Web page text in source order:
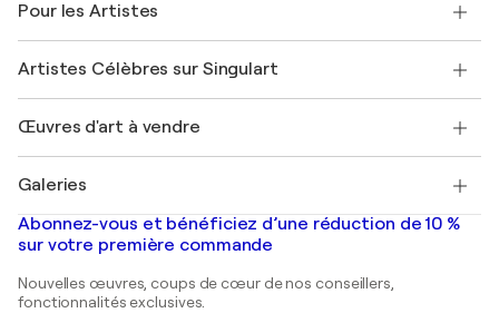
Offrir une carte cadeau
Rejoignez notre programme commercial
Mon compte
+33 1 76 44 06 42
FAQ
Magazine Singulart
Emplois
Découvrez une sélection d'art original
Pour les Artistes
Se connecter en tant qu'Artiste
Artistes Célèbres sur Singulart
Marc Chagall
Banksy
Mr. Brainwash
Shepard Fairey
Œuvres d'art à vendre
Tableaux abstraits à vendre
Peintures de paysage
Estampes
Peintures acryliques
Galeries
Galeries d'art en France
Galeries d'art en Belgique
Abonnez-vous et bénéficiez d’une réduction de 10 %
sur votre première commande
Nouvelles œuvres, coups de cœur de nos conseillers,
fonctionnalités exclusives.